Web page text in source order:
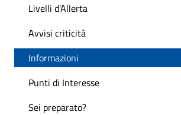
Livelli d'Allerta
Avvisi criticità
Informazioni
Punti di Interesse
Sei preparato?